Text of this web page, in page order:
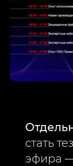
стать
эфира